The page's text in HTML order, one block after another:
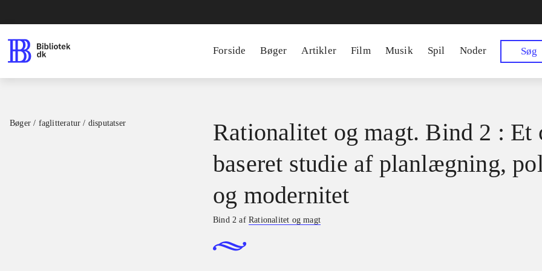
Forside Bøger Artikler Film Musik Spil Noder Søg
Bøger / faglitteratur / disputatser
Rationalitet og magt. Bind 2 : Et
baseret studie af planlægning,
og modernitet
Bind 2 afRationalitet og magt